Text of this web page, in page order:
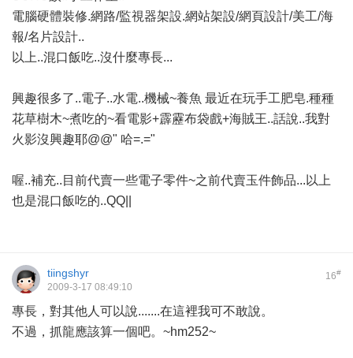
電腦硬體裝修.網路/監視器架設.網站架設/網頁設計/美工/海
報/名片設計..
以上..混口飯吃..沒什麼專長...
興趣很多了..電子..水電..機械~養魚 最近在玩手工肥皂.種種
花草樹木~煮吃的~看電影+霹靂布袋戲+海賊王..話說..我對
火影沒興趣耶@@" 哈=.="
喔..補充..目前代賣一些電子零件~之前代賣玉件飾品...以上
也是混口飯吃的..QQ||
16#
tiingshyr
2009-3-17 08:49:10
專長，對其他人可以說.......在這裡我可不敢說。
不過，抓龍應該算一個吧。~hm252~